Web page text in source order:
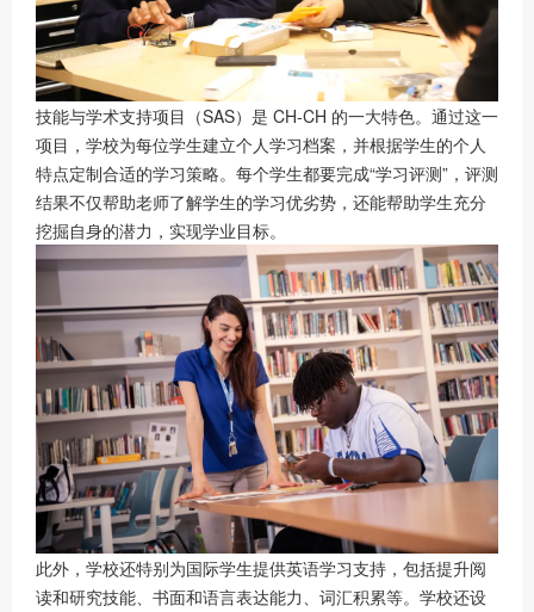
技能与学术支持项目（SAS）是 CH-CH 的一大特色。通过这一
项目，学校为每位学生建立个人学习档案，并根据学生的个人
特点定制合适的学习策略。每个学生都要完成“学习评测”，评测
结果不仅帮助老师了解学生的学习优劣势，还能帮助学生充分
挖掘自身的潜力，实现学业目标。
此外，学校还特别为国际学生提供英语学习支持，包括提升阅
读和研究技能、书面和语言表达能力、词汇积累等。学校还设